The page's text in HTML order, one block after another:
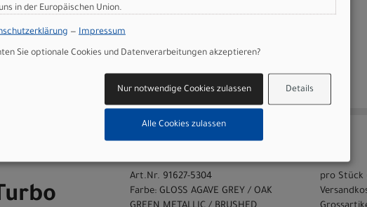
AGAVE GREY / OAK GREEN METALLIC / BRUSHED CHROME DECAL M
Art.Nr. 91627-5304
Farbe: GLOSS AGAVE GREY / OAK
pro Stück
in der Europäischen Union.
— Impressum
Sie optionale Cookies und Datenverarbeitungen akzeptieren?
Details
Nur notwendige Cookies zulassen
Alle Cookies zulassen